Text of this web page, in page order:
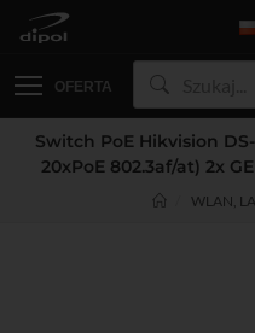
OFERTA
Switch PoE Hikvision
20xPoE 802.3af/at) 2x
WLAN,